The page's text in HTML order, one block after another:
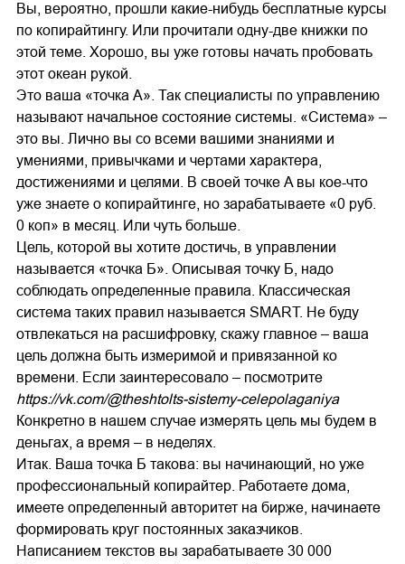
Вы, вероятно, прошли какие-нибудь бесплатные курсы
по копирайтингу. Или прочитали одну-две книжки по
этой теме. Хорошо, вы уже готовы начать пробовать
этот океан рукой.
Это ваша «точка А». Так специалисты по управлению
называют начальное состояние системы. «Система» –
это вы. Лично вы со всеми вашими знаниями и
умениями, привычками и чертами характера,
достижениями и целями. В своей точке A вы кое-что
уже знаете о копирайтинге, но зарабатываете «0 руб.
0 коп» в месяц. Или чуть больше.
Цель, которой вы хотите достичь, в управлении
называется «точка Б». Описывая точку Б, надо
соблюдать определенные правила. Классическая
система таких правил называется SMART. Не буду
отвлекаться на расшифровку, скажу главное – ваша
цель должна быть измеримой и привязанной ко
времени. Если заинтересовало – посмотрите
https://vk.com/@theshtolts-sistemy-celepolaganiya
Конкретно в нашем случае измерять цель мы будем в
деньгах, а время – в неделях.
Итак. Ваша точка Б такова: вы начинающий, но уже
профессиональный копирайтер. Работаете дома,
имеете определенный авторитет на бирже, начинаете
формировать круг постоянных заказчиков.
Написанием текстов вы зарабатываете 30 000